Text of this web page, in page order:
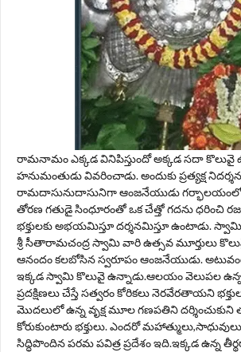
రామనామం ఎక్కడ వినిపిస్తుందో అక్కడ సదా కొలువై
హనుమంతుడు వివరించాడు. అందుకు ప్రత్యక్ష
రామదాసునుదాసునిగా ఆంజనేయుడు గర్భాలయంలో
తోరణ గతుడై సింధూరంతో ఒక చేత్తో గదను ధరించి
భక్తులకు అభయమిస్తూ దర్శనమిస్తూ ఉంటాడు.
శ్రీ సీతారామచంద్ర స్వామి వారి ఉత్సవ మూర్తులు
ఆనందం కలబోసిన స్వరూపం ఆంజనేయుడు.
ఇక్కడ స్వామి కొలువై ఉన్నాడు.ఆలయం వెలుపల ఉన్న
ప్రదక్షిణలు చేస్తే సత్వరం కోరికలు నెరవేరతాయని
మొదలులో ఉన్న వృక్ష మూల గణపతిని దర్శించుకుని
కోరుకుంటారు భక్తులు. ఎందరో
సిద్ధిపొందిన పరమ పవిత్ర ప్రదేశం ఇది.ఇక్కడ ఉన్న